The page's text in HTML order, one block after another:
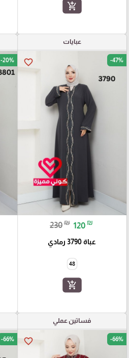
add_shopping_cart
عبايات
favorite_border -47%
230₪ 120 ₪
عباة 3790 رمادي
48
add_shopping_cart
-20%
فساتين عملي
favorite_border -66%
-66%